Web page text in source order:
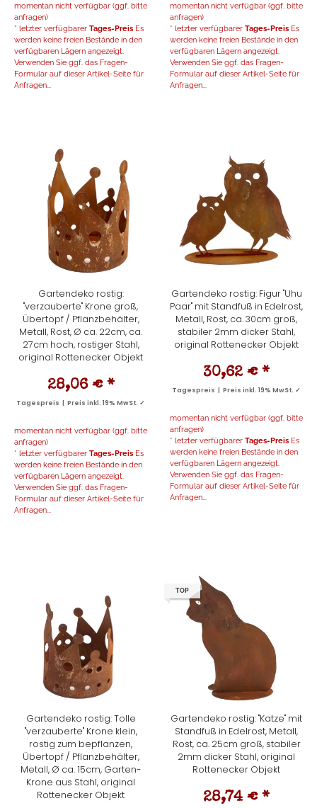
momentan nicht verfügbar (ggf. bitte
anfragen)
* letzter verfügbarer Tages-Preis Es
werden keine freien Bestände in den
verfügbaren Lägern angezeigt.
Verwenden Sie ggf. das Fragen-
Formular auf dieser Artikel-Seite für
Anfragen...
momentan nicht verfügbar (ggf. bitte
anfragen)
* letzter verfügbarer Tages-Preis Es
werden keine freien Bestände in den
verfügbaren Lägern angezeigt.
Verwenden Sie ggf. das Fragen-
Formular auf dieser Artikel-Seite für
Anfragen...
Gartendeko rostig:
"verzauberte" Krone groß,
Übertopf / Pflanzbehälter,
Metall, Rost, Ø ca. 22cm, ca.
27cm hoch, rostiger Stahl,
original Rottenecker Objekt
28,06 € *
Tagespreis | Preis inkl. 19% MwSt. ✓
momentan nicht verfügbar (ggf. bitte
anfragen)
* letzter verfügbarer Tages-Preis Es
werden keine freien Bestände in den
verfügbaren Lägern angezeigt.
Verwenden Sie ggf. das Fragen-
Formular auf dieser Artikel-Seite für
Anfragen...
Gartendeko rostig: Figur "Uhu
Paar" mit Standfuß in Edelrost,
Metall, Rost, ca. 30cm groß,
stabiler 2mm dicker Stahl,
original Rottenecker Objekt
30,62 € *
Tagespreis | Preis inkl. 19% MwSt. ✓
momentan nicht verfügbar (ggf. bitte
anfragen)
* letzter verfügbarer Tages-Preis Es
werden keine freien Bestände in den
verfügbaren Lägern angezeigt.
Verwenden Sie ggf. das Fragen-
Formular auf dieser Artikel-Seite für
Anfragen...
Gartendeko rostig: Tolle
"verzauberte" Krone klein,
rostig zum bepflanzen,
Übertopf / Pflanzbehälter,
Metall, Ø ca. 15cm, Garten-
Krone aus Stahl, original
Rottenecker Objekt
TOP
Gartendeko rostig: "Katze" mit
Standfuß in Edelrost, Metall,
Rost, ca. 25cm groß, stabiler
2mm dicker Stahl, original
Rottenecker Objekt
28,74 € *